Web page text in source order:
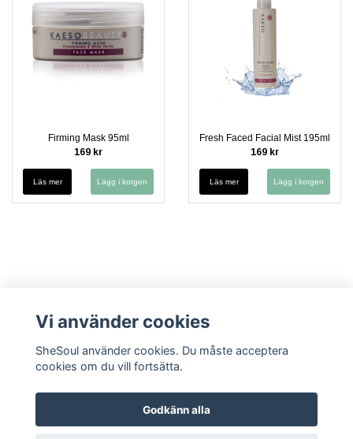
Firming Mask 95ml
169 kr
Läs mer
Fresh Faced Facial Mist 195ml
169 kr
Läs mer
Kontakt Köpvillkor Cookies Integritetspolicy (GDPR)
Vi använder cookies
SheSoul använder cookies. Du måste acceptera
cookies om du vill fortsätta.
Godkänn alla